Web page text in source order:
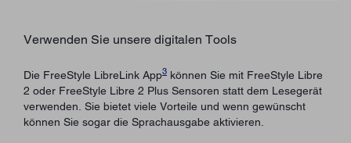
Verwenden Sie unsere digitalen Tools
Die FreeStyle LibreLink App3 können Sie mit FreeStyle Libre
2 oder FreeStyle Libre 2 Plus Sensoren statt dem Lesegerät
verwenden. Sie bietet viele Vorteile und wenn gewünscht
können Sie sogar die Sprachausgabe aktivieren.